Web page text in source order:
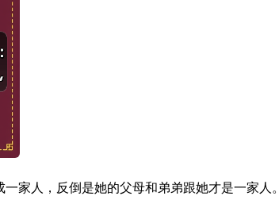
家人，反倒是她的父母和弟弟跟她才是一家人。